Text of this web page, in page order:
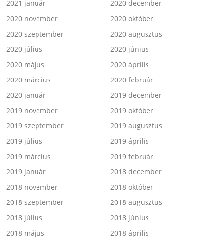
2021 január
2020 december
2020 november
2020 október
2020 szeptember
2020 augusztus
2020 július
2020 június
2020 május
2020 április
2020 március
2020 február
2020 január
2019 december
2019 november
2019 október
2019 szeptember
2019 augusztus
2019 július
2019 április
2019 március
2019 február
2019 január
2018 december
2018 november
2018 október
2018 szeptember
2018 augusztus
2018 július
2018 június
2018 május
2018 április